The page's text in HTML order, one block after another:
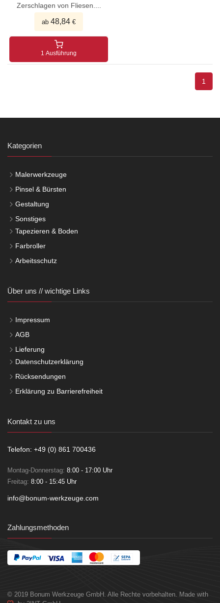
Zerschlagen von Fliesen....
ab 48,84 €
1 Ausführung
1
Kategorien
Malerwerkzeuge
Pinsel & Bürsten
Gestaltung
Sonstiges
Tapezieren & Boden
Farbroller
Arbeitsschutz
Über uns // wichtige Links
Impressum
AGB
Lieferung
Datenschutzerklärung
Rücksendungen
Erklärung zu Barrierefreiheit
Kontakt zu uns
Telefon: +49 (0) 861 700436
Montag-Donnerstag: 8:00 - 17:00 Uhr
Freitag: 8:00 - 15:45 Uhr
info@bonum-werkzeuge.com
Zahlungsmethoden
© 2019 Bonum Werkzeuge GmbH. Alle Rechte vorbehalten. Made with